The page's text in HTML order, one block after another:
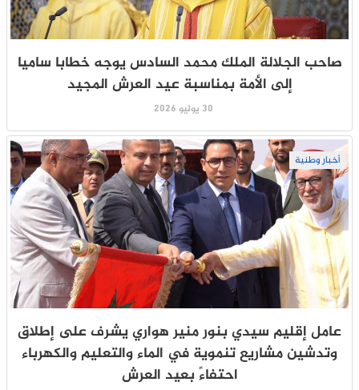
صاحب الجلالة الملك محمد السادس يوجه خطابا ساميا
إلى الأمة بمناسبة عيد العرش المجيد
30 يوليو 2026
أخبار وطنية
عامل إقليم سيدي بنور منير هواري يشرف على إطلاق
وتدشين مشاريع تنموية في الماء والتعليم والكهرباء
احتفاءً بعيد العرش